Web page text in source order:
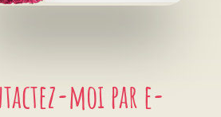
moi par e-